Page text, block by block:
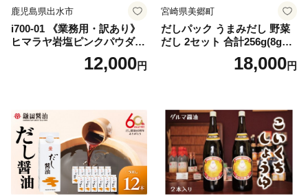
鹿児島県出水市
i700-01 《業務用・訳あり》
ヒマラヤ岩塩ピンクパウダー
タイプ(5kg) 岩塩 塩 調味料
しお 保存料不使用 天然 パウ
ティースマイル】
12,000円
宮崎県美郷町
だしパック うまみだし 野菜
だし 2セット 合計256g(8g×8
パック×2種×2セット) [岡田商
店 宮崎県 美郷町 31ac0069]
18,000円